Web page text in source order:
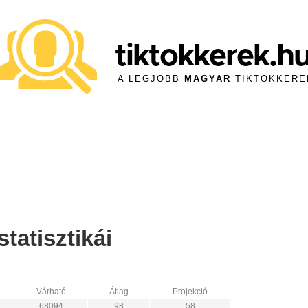
A LEGJOBB MAGYAR
Várható Átlag
Projekció
68094 98
58